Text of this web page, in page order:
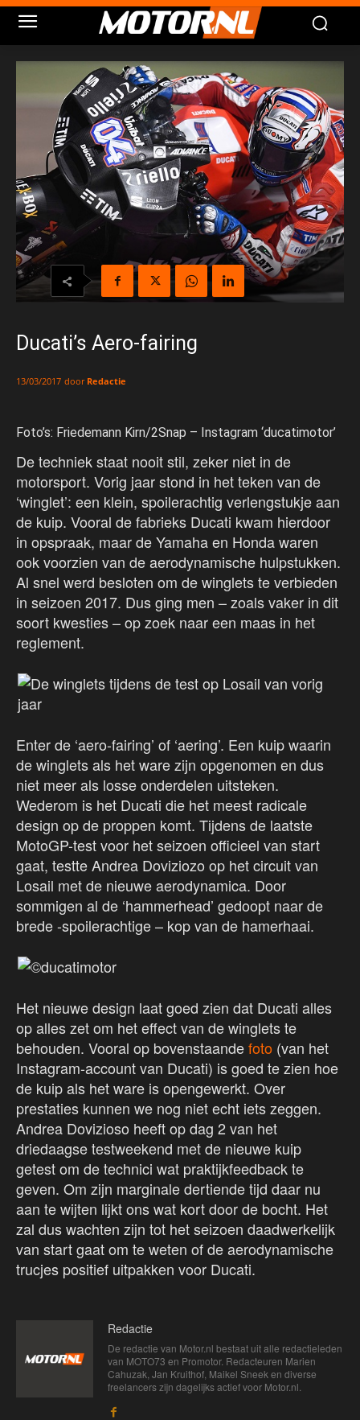
Ducati’s Aero-fairing
13/03/2017 door Redactie
Foto’s: Friedemann Kirn/2Snap – Instagram ‘ducatimotor’
De techniek staat nooit stil, zeker niet in de
motorsport. Vorig jaar stond in het teken van de
‘winglet’: een klein, spoilerachtig verlengstukje aan
de kuip. Vooral de fabrieks Ducati kwam hierdoor
in opspraak, maar de Yamaha en Honda waren
ook voorzien van de aerodynamische hulpstukken.
Al snel werd besloten om de winglets te verbieden
in seizoen 2017. Dus ging men – zoals vaker in dit
soort kwesties – op zoek naar een maas in het
reglement.
Enter de ‘aero-fairing’ of ‘aering’. Een kuip waarin
de winglets als het ware zijn opgenomen en dus
niet meer als losse onderdelen uitsteken.
Wederom is het Ducati die het meest radicale
design op de proppen komt. Tijdens de laatste
MotoGP-test voor het seizoen officieel van start
gaat, testte Andrea Doviziozo op het circuit van
Losail met de nieuwe aerodynamica. Door
sommigen al de ‘hammerhead’ gedoopt naar de
brede -spoilerachtige – kop van de hamerhaai.
Het nieuwe design laat goed zien dat Ducati alles
op alles zet om het effect van de winglets te
behouden. Vooral op bovenstaandefoto (van het
Instagram-account van Ducati) is goed te zien hoe
de kuip als het ware is opengewerkt. Over
prestaties kunnen we nog niet echt iets zeggen.
Andrea Dovizioso heeft op dag 2 van het
driedaagse testweekend met de nieuwe kuip
getest om de technici wat praktijkfeedback te
geven. Om zijn marginale dertiende tijd daar nu
aan te wijten lijkt ons wat kort door de bocht. Het
zal dus wachten zijn tot het seizoen daadwerkelijk
van start gaat om te weten of de aerodynamische
trucjes positief uitpakken voor Ducati.
Redactie
De redactie van Motor.nl bestaat uit alle redactieleden
van MOTO73 en Promotor. Redacteuren Marien
Cahuzak, Jan Kruithof, Maikel Sneek en diverse
freelancers zijn dagelijks actief voor Motor.nl.